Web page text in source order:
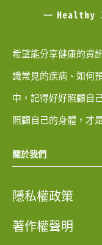
希望能分享健康的資
識常見的疾病、如何
中，記得好好照顧自
照顧自己的身體，才
關於我們
隱私權政策
著作權聲明